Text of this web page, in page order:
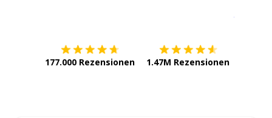
177.000 Rezensionen 1.47M Rezensionen